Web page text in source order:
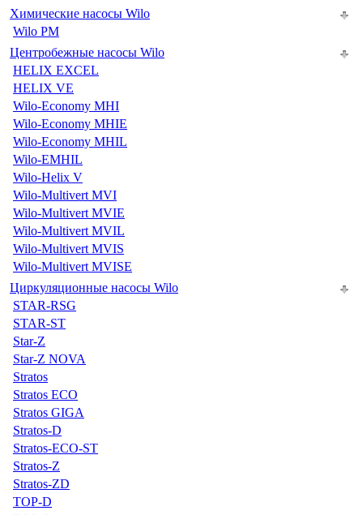
Химические насосы Wilo
Wilo PM
Центробежные насосы Wilo
HELIX EXCEL
HELIX VE
Wilo-Economy MHI
Wilo-Economy MHIE
Wilo-Economy MHIL
Wilo-EMHIL
Wilo-Helix V
Wilo-Multivert MVI
Wilo-Multivert MVIE
Wilo-Multivert MVIL
Wilo-Multivert MVIS
Wilo-Multivert MVISE
Циркуляционные насосы Wilo
STAR-RSG
STAR-ST
Star-Z
Star-Z NOVA
Stratos
Stratos ECO
Stratos GIGA
Stratos-D
Stratos-ECO-ST
Stratos-Z
Stratos-ZD
TOP-D